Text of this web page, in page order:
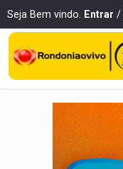
Seja Bem vindo. Entrar /